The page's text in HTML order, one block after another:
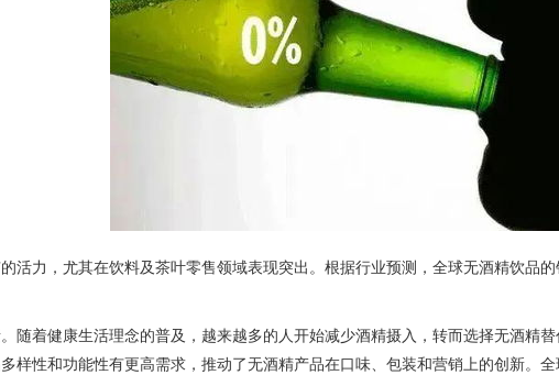
活力，尤其在饮料及茶叶零售领域表现突出。根据行业预测，全球无酒精饮品
随着健康生活理念的普及，越来越多的人开始减少酒精摄入，转而选择无酒精
样性和功能性有更高需求，推动了无酒精产品在口味、包装和营销上的创新。